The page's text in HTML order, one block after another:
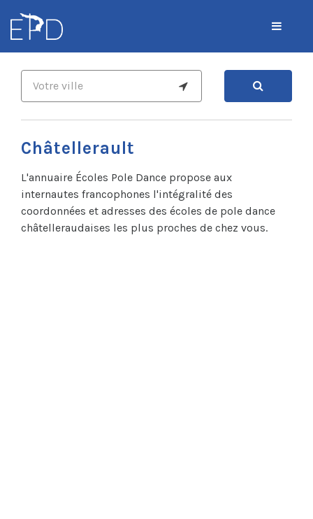
Châtellerault
L'annuaire Écoles Pole Dance propose aux
internautes francophones l'intégralité des
coordonnées et adresses des écoles de pole dance
châtelleraudaises les plus proches de chez vous.